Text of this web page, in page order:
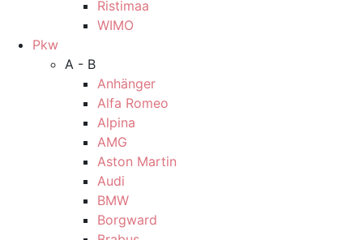
Ristimaa
WIMO
Pkw
A - B
Anhänger
Alfa Romeo
Alpina
AMG
Aston Martin
Audi
BMW
Borgward